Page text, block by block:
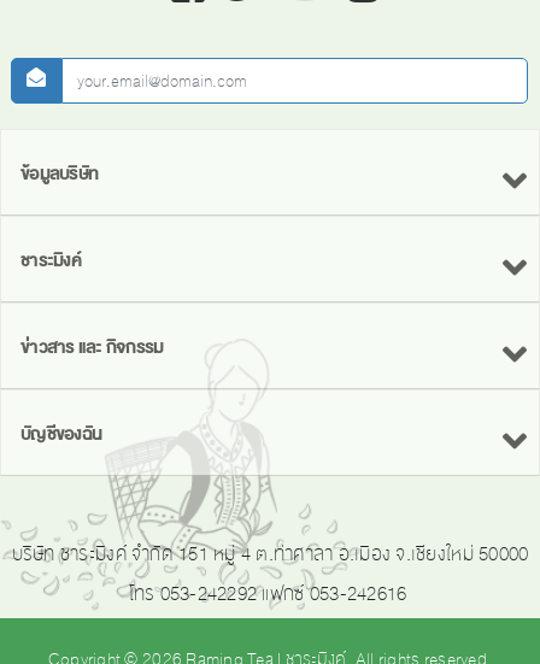
newsletter
ข้อมูลบริษัท
ชาระมิงค์
ข่าวสาร และ กิจกรรม
บัญชีของฉัน
บริษัท ชาระมิงค์ จำกัด 151 หมู่ 4 ต.ท่าศาลา อ.เมือง จ.เชียงใหม่ 50000
โทร 053-242292 แฟกซ์ 053-242616